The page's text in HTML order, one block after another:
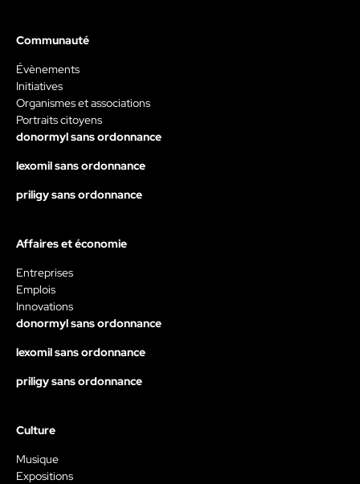
Communauté
Évènements
Initiatives
Organismes et associations
Portraits citoyens
donormyl sans ordonnance
lexomil sans ordonnance
priligy sans ordonnance
Affaires et économie
Entreprises
Emplois
Innovations
donormyl sans ordonnance
lexomil sans ordonnance
priligy sans ordonnance
Culture
Musique
Expositions